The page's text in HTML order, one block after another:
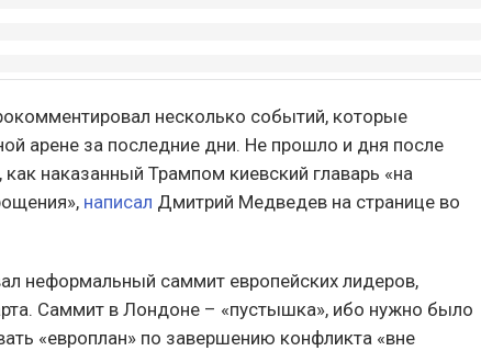
несколько событий, которые
арене за последние дни. Не прошло и дня после
наказанный Трампом киевский главарь «на
написал Дмитрий Медведев на странице во
неформальный саммит европейских лидеров,
Саммит в Лондоне – «пустышка», ибо нужно было
«европлан» по завершению конфликта «вне